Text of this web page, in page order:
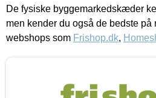
De fysiske byggemarkedskæder
men kender du også de bedste på
webshops som Frishop.dk,